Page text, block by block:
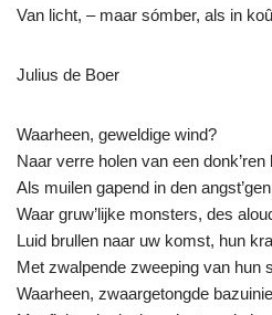
Van licht, – maar sómber, als in
Julius de Boer
Waarheen, geweldige wind?
Naar verre holen van een donk’ren
Als muilen gapend in den
Waar gruw’lijke monsters, des
Luid brullen naar uw komst, hun
Met zwalpende zweeping van hun
Waarheen, zwaargetongde